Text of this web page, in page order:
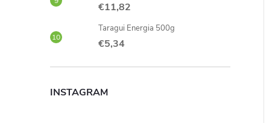
€11,82
Taragui Energia 500g
€5,34
INSTAGRAM